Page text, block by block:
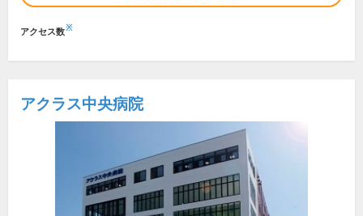
アクセス数※
アクラス中央病院